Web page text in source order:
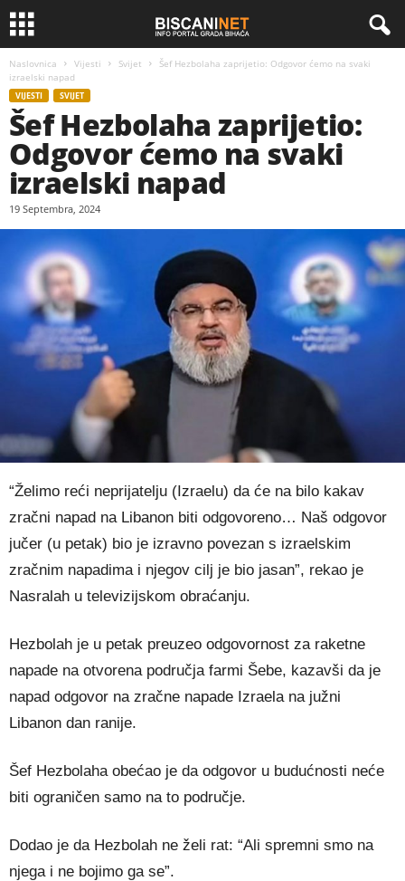
Naslovnica Vijesti Svijet
Šef Hezbolaha zaprijetio: Odgovor ćemo na svaki
izraelski napad
VIJESTI SVIJET
Šef Hezbolaha zaprijetio:
Odgovor ćemo na svaki
izraelski napad
19 Septembra, 2024
“Želimo reći neprijatelju (Izraelu) da će na bilo kakav
zračni napad na Libanon biti odgovoreno… Naš odgovor
jučer (u petak) bio je izravno povezan s izraelskim
zračnim napadima i njegov cilj je bio jasan”, rekao je
Nasralah u televizijskom obraćanju.
Hezbolah je u petak preuzeo odgovornost za raketne
napade na otvorena područja farmi Šebe, kazavši da je
napad odgovor na zračne napade Izraela na južni
Libanon dan ranije.
Šef Hezbolaha obećao je da odgovor u budućnosti neće
biti ograničen samo na to područje.
Dodao je da Hezbolah ne želi rat: “Ali spremni smo na
njega i ne bojimo ga se”.